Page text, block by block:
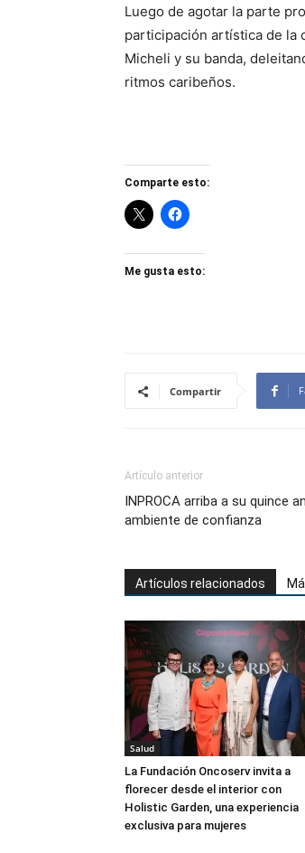
Luego de agotar la parte
participación artística de la
Micheli y su banda,
ritmos caribeños.
Comparte esto:
Me gusta esto:
Compartir
Artículo anterior
INPROCA arriba a su quince
ambiente de confianza
Artículos relacionados
Salud
La Fundación Oncoserv invita a
florecer desde el interior con
Holistic Garden, una experiencia
exclusiva para mujeres